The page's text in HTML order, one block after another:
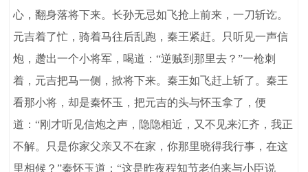
心，翻身落将下来。长孙无忌如飞抢上前来，一刀斩讫。
元吉着了忙，骑着马往后乱跑，秦王紧赶。只听见一声信
炮，趱出一个小将军，喝道：“逆贼到那里去？”一枪刺
着，元吉把马一侧，掀将下来。秦王如飞赶上斩了。秦王
看那小将，却是秦怀玉，把元吉的头与怀玉拿了，便
道：“刚才听见信炮之声，隐隐相近，又不见来汇齐，我正
不解。只是你家父亲又不在家，你那里晓得我行事，在这
里相候？”秦怀玉道：“这是昨夜程知节老伯来与小臣说